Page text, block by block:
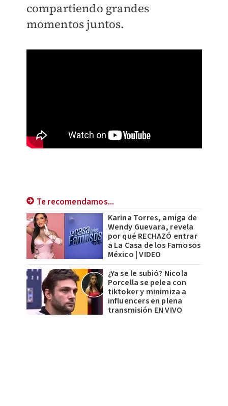
compartiendo grandes
momentos juntos.
Te recomendamos...
Karina Torres, amiga de
Wendy Guevara, revela
por qué RECHAZÓ entrar
a La Casa de los Famosos
México | VIDEO
¿Ya se le subió? Nicola
Porcella se pelea con
tiktoker y minimiza a
influencers en plena
transmisión EN VIVO